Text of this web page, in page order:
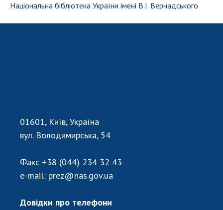
Національна бібліотека України імені В.І. Вернадського
01601, Київ, Україна
вул. Володимирська, 54
Факс +38 (044) 234 32 43
e-mail: prez@nas.gov.ua
Довідки про телефони